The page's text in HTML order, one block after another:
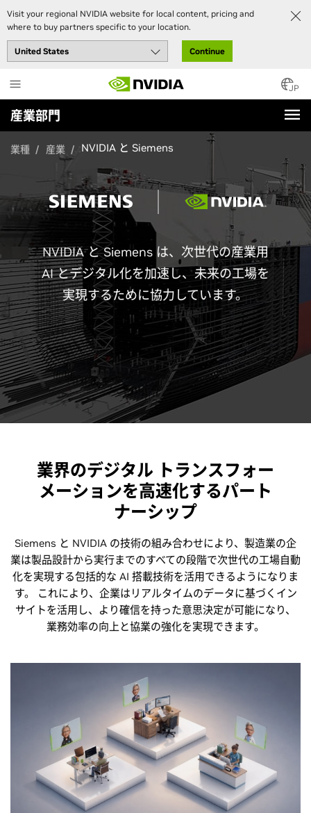
Visit your regional NVIDIA website for local content, pricing and
where to buy partners specific to your location.
Continue
to
main
content
JP
産業部門
業種 産業 NVIDIA と Siemens
NVIDIA と Siemens は、次世代の産業用
AI とデジタル化を加速し、未来の工場を
実現するために協力しています。
業界のデジタル トランスフォー
メーションを高速化するパート
ナーシップ
Siemens と NVIDIA の技術の組み合わせにより、製造業の企
業は製品設計から実行までのすべての段階で次世代の工場自動
化を実現する包括的な AI 搭載技術を活用できるようになりま
す。 これにより、企業はリアルタイムのデータに基づくイン
サイトを活用し、より確信を持った意思決定が可能になり、
業務効率の向上と協業の強化を実現できます。